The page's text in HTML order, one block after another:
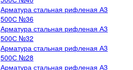
Арматура стальная рифленая А3
500С №36
Арматура стальная рифленая А3
500С №32
Арматура стальная рифленая А3
500С №28
Арматура стальная рифленая А3